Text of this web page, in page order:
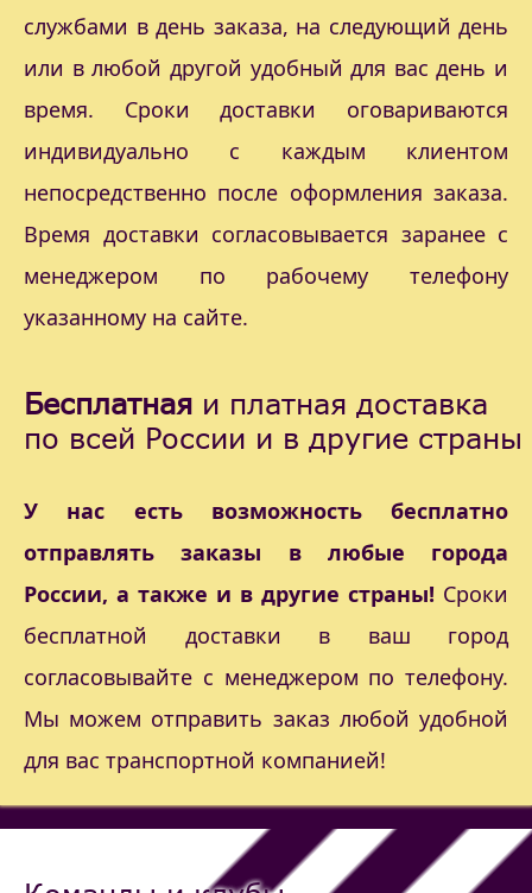
службами в день заказа, на следующий день
или в любой другой удобный для вас день и
время. Сроки доставки оговариваются
индивидуально с каждым клиентом
непосредственно после оформления заказа.
Время доставки согласовывается заранее с
менеджером по рабочему телефону
указанному на сайте.
Бесплатная и платная доставка
по всей России и в другие страны
У нас есть возможность бесплатно
отправлять заказы в любые города
России, а также и в другие страны! Сроки
бесплатной доставки в ваш город
согласовывайте с менеджером по телефону.
Мы можем отправить заказ любой удобной
для вас транспортной компанией!